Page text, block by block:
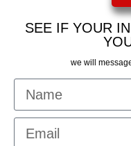
SEE IF YOUR
we will